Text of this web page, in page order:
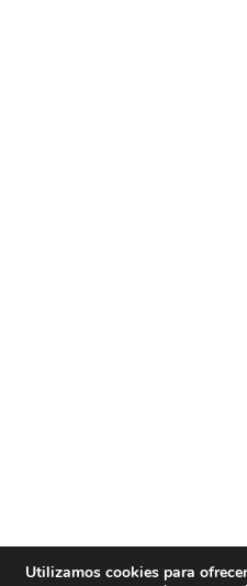
Utilizamos cookies para